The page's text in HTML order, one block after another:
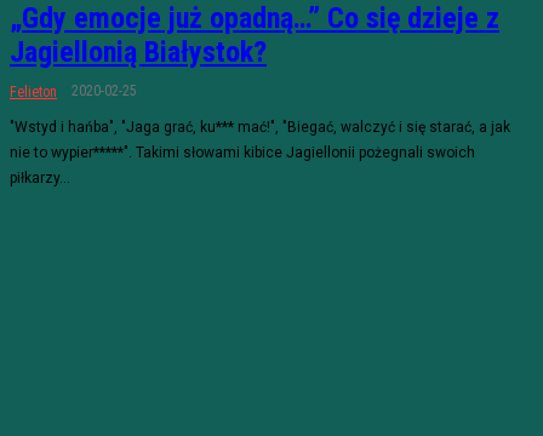
„Gdy emocje już opadną…” Co się dzieje z
Jagiellonią Białystok?
Felieton 2020-02-25
"Wstyd i hańba", "Jaga grać, ku*** mać!", "Biegać, walczyć i się starać, a jak
nie to wypier*****". Takimi słowami kibice Jagiellonii pożegnali swoich
piłkarzy...